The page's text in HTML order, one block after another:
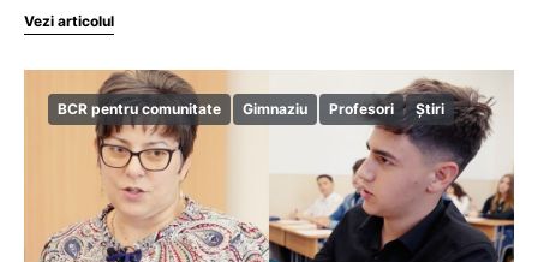
Vezi articolul
BCR pentru comunitate Gimnaziu Profesori Știri